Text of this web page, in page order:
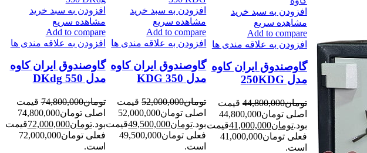
-8%
افزودن به سبد خرید
مشاهده سریع
Add to compare
افزودن به علاقه مندی ها
گاوصندوق ایران کاوه
مدل 250KDG
تومان44,800,000 قیمت
اصلی تومان44,800,000
بود.تومان41,000,000قیمت
فعلی تومان41,000,000
است.
-5%
افزودن به سبد خرید
مشاهده سریع
Add to compare
افزودن به علاقه مندی ها
گاوصندوق ایران کاوه
مدل 350 KDG
تومان52,000,000 قیمت
اصلی تومان52,000,000
بود.تومان49,500,000قیمت
فعلی تومان49,500,000
است.
-4%
افزودن به سبد خرید
مشاهده سریع
Add to compare
افزودن به علاقه مندی ها
گاوصندوق ایران کاوه
مدل 550 DKdg
تومان74,800,000 قیمت
اصلی تومان74,800,000
بود.تومان72,000,000قیمت
فعلی تومان72,000,000
است.